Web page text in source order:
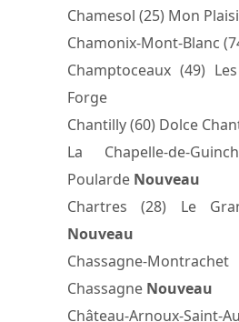
Chamesol (25) Mon
Chamonix-Mont-Blanc
Champtoceaux (49)
Forge
Chantilly (60) Dolce
La Chapelle-de-
Poularde Nouveau
Chartres (28) Le
Nouveau
Chassagne-
Chassagne Nouveau
Château-Arnoux-